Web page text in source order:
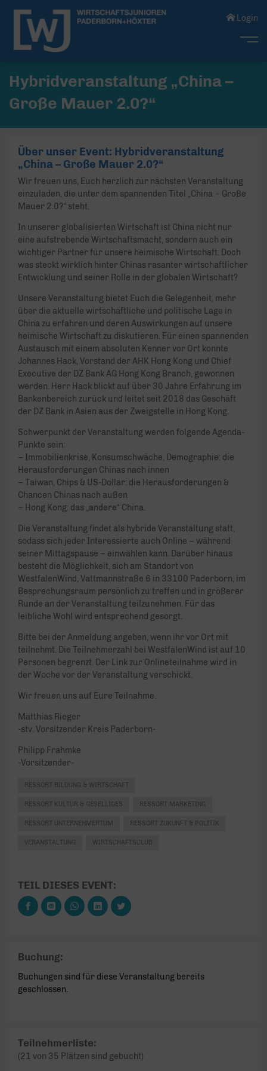
Login
Hybridveranstaltung „China –
Große Mauer 2.0?“
Über unser Event: Hybridveranstaltung
„China – Große Mauer 2.0?“
Wir freuen uns, Euch herzlich zur nächsten Veranstaltung
einzuladen, die unter dem spannenden Titel „China – Große
Mauer 2.0?“ steht.
In unserer globalisierten Wirtschaft ist China nicht nur
eine aufstrebende Wirtschaftsmacht, sondern auch ein
wichtiger Partner für unsere heimische Wirtschaft. Doch
was steckt wirklich hinter Chinas rasanter wirtschaftlicher
Entwicklung und seiner Rolle in der globalen Wirtschaft?
Unsere Veranstaltung bietet Euch die Gelegenheit, mehr
über die aktuelle wirtschaftliche und politische Lage in
China zu erfahren und deren Auswirkungen auf unsere
heimische Wirtschaft zu diskutieren. Für einen spannenden
Austausch mit einem absoluten Kenner vor Ort konnte
Johannes Hack, Vorstand der AHK Hong Kong und Chief
Executive der DZ Bank AG Hong Kong Branch, gewonnen
werden. Herr Hack blickt auf über 30 Jahre Erfahrung im
Bankenbereich zurück und leitet seit 2018 das Geschäft
der DZ Bank in Asien aus der Zweigstelle in Hong Kong.
Schwerpunkt der Veranstaltung werden folgende Agenda-
Punkte sein:
– Immobilienkrise, Konsumschwäche, Demographie: die
Herausforderungen Chinas nach innen
– Taiwan, Chips & US-Dollar: die Herausforderungen &
Chancen Chinas nach außen
– Hong Kong: das „andere“ China.
Die Veranstaltung findet als hybride Veranstaltung statt,
sodass sich jeder Interessierte auch Online – während
seiner Mittagspause – einwählen kann. Darüber hinaus
besteht die Möglichkeit, sich am Standort von
WestfalenWind, Vattmannstraße 6 in 33100 Paderborn, im
Besprechungsraum persönlich zu treffen und in größerer
Runde an der Veranstaltung teilzunehmen. Für das
leibliche Wohl wird entsprechend gesorgt.
Bitte bei der Anmeldung angeben, wenn ihr vor Ort mit
teilnehmt. Die Teilnehmerzahl bei WestfalenWind ist auf 10
Personen begrenzt. Der Link zur Onlineteilnahme wird in
der Woche vor der Veranstaltung verschickt.
Wir freuen uns auf Eure Teilnahme.
Matthias Rieger
-stv. Vorsitzender Kreis Paderborn-
Philipp Frahmke
-Vorsitzender-
RESSORT BILDUNG & WIRTSCHAFT
RESSORT KULTUR & GESELLIGES RESSORT MARKETING
RESSORT UNTERNEHMERTUM RESSORT ZUKUNFT & POLITIK
VERANSTALTUNG WIRTSCHAFTSCLUB
TEIL DIESES EVENT:
Buchung:
Buchungen sind für diese Veranstaltung bereits
geschlossen.
Teilnehmerliste:
(21 von 35 Plätzen sind gebucht)